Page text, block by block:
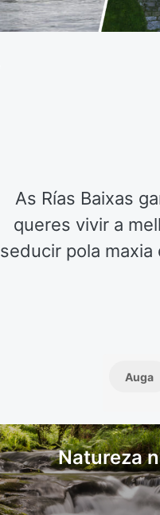
As Rías Baixas
queres vivir a
seducir pola
Auga
Natureza